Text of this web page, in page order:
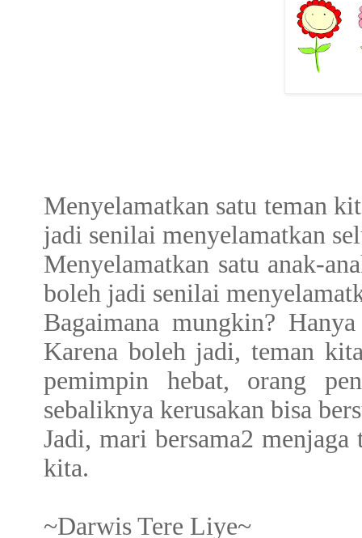
Menyelamatkan satu teman
jadi senilai menyelamatkan
Menyelamatkan satu anak-
boleh jadi senilai
Bagaimana mungkin?
Karena boleh jadi, teman
pemimpin hebat, orang
sebaliknya kerusakan bisa
Jadi, mari bersama2
kita.
~Darwis Tere Liye~